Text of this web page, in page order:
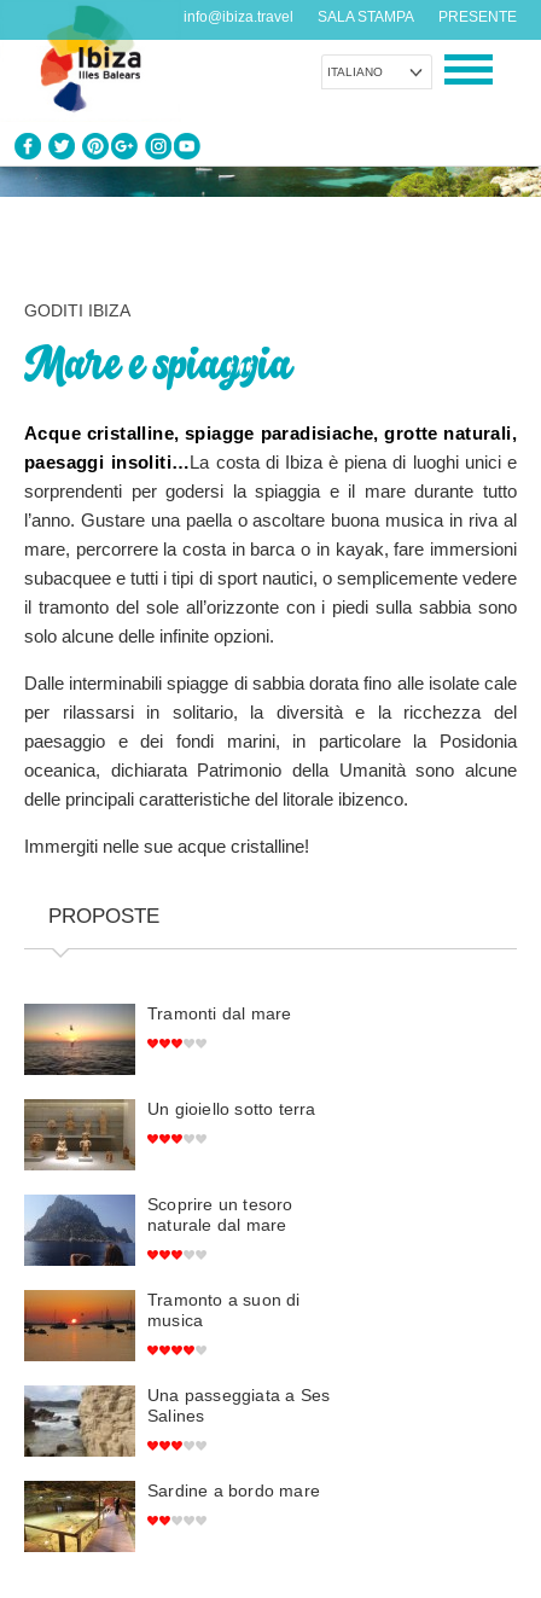
ITALIANO
info@ibiza.travel SALA STAMPA PRESENTE
CONOSCI IBIZA
Proposte per tutti i gusti
AGENDA
ORGANIZZA IL TUO VIAGGIO
Dati pratici
SULLA MAPPA
Arriva sempre a destinazione
GODITI IBIZA
Mare e spiaggia
Acque cristalline, spiagge paradisiache, grotte naturali,
paesaggi insoliti…La costa di Ibiza è piena di luoghi unici e
sorprendenti per godersi la spiaggia e il mare durante tutto
l’anno. Gustare una paella o ascoltare buona musica in riva al
mare, percorrere la costa in barca o in kayak, fare immersioni
subacquee e tutti i tipi di sport nautici, o semplicemente vedere
il tramonto del sole all’orizzonte con i piedi sulla sabbia sono
solo alcune delle infinite opzioni.
Dalle interminabili spiagge di sabbia dorata fino alle isolate cale
per rilassarsi in solitario, la diversità e la ricchezza del
paesaggio e dei fondi marini, in particolare la Posidonia
oceanica, dichiarata Patrimonio della Umanità sono alcune
delle principali caratteristiche del litorale ibizenco.
Immergiti nelle sue acque cristalline!
PROPOSTE
Tramonti dal mare
Un gioiello sotto terra
Scoprire un tesoro
naturale dal mare
Tramonto a suon di
musica
Una passeggiata a Ses
Salines
Sardine a bordo mare